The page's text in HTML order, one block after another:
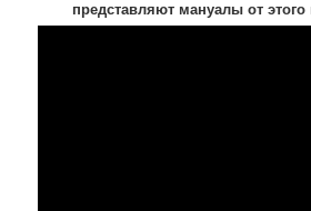
представляют мануалы от этого